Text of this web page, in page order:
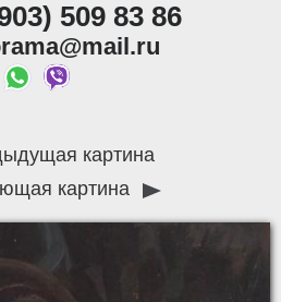
509 83 86
картина
картина